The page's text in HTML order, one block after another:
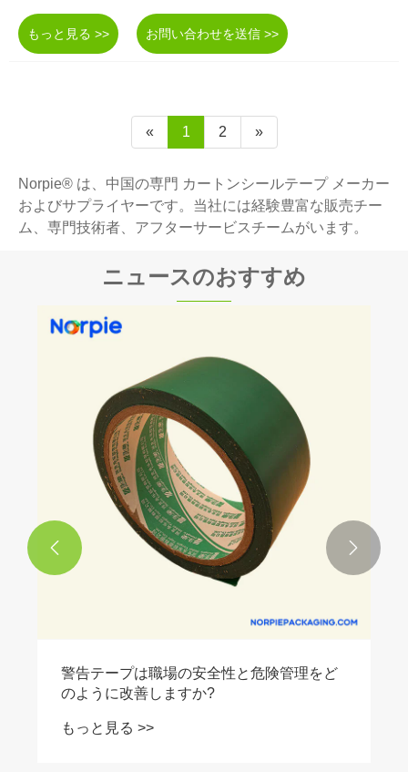
もっと見る >> お問い合わせを送信 >>
« 1 2 »
Norpie® は、中国の専門 カートンシールテープ メーカー
およびサプライヤーです。当社には経験豊富な販売チー
ム、専門技術者、アフターサービスチームがいます。
ニュースのおすすめ
警告テープは職場の安全性と危険管理をど
のように改善しますか?
もっと見る >>
 